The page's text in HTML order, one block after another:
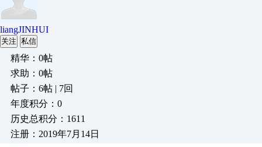
liangJINHUI
关注 私信
精华：0帖
求助：0帖
帖子：6帖 | 7回
年度积分：0
历史总积分：1611
注册：2019年7月14日